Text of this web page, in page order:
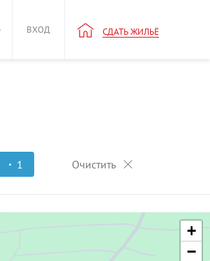
ВХОД СДАТЬ ЖИЛЬЁ
1 Очистить
+
−